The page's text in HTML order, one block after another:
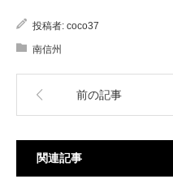
投稿者: coco37
南信州
前の記事
関連記事